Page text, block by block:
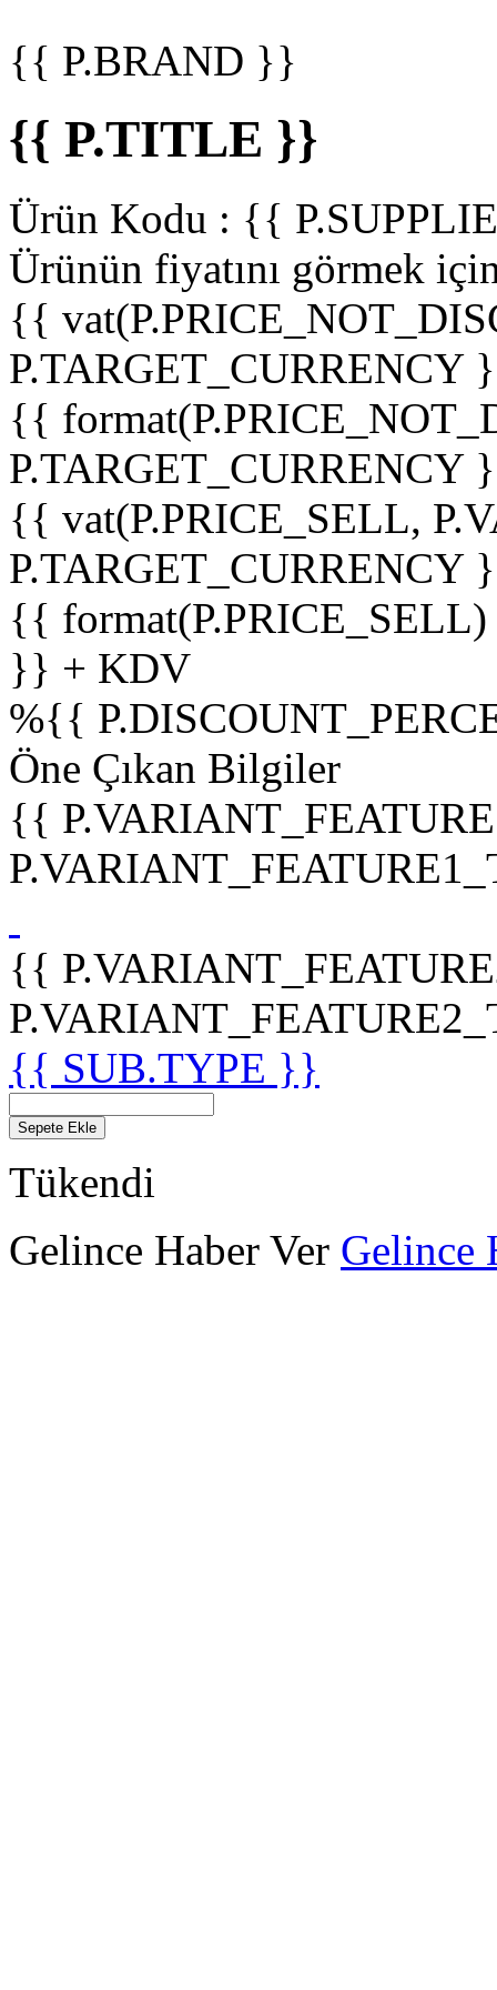
{{ P.BRAND }}
{{ P.TITLE }}
Ürün Kodu : {{
Ürünün fiyatını görmek
{{
P.TARGET_CURRENCY
{{
P.TARGET_CURRENCY
{{ vat(P.PRICE_SELL,
P.TARGET_CURRENCY
{{
}} + KDV
%{{
Öne Çıkan Bilgiler
{{
{{
{{ SUB.TYPE }}
Sepete Ekle
Tükendi
Gelince Haber Ver Gelince